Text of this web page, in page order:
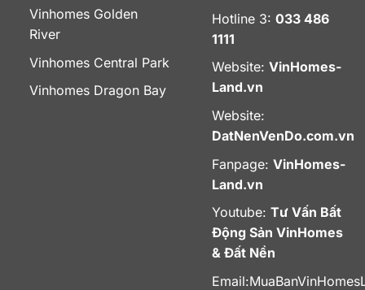
Vinhomes Golden
River
Vinhomes Central Park
Vinhomes Dragon Bay
Hotline 3: 033 486
1111
Website: VinHomes-
Land.vn
Website:
DatNenVenDo.com.vn
Fanpage: VinHomes-
Land.vn
Youtube: Tư Vấn Bất
Động Sản VinHomes
& Đất Nền
Email: